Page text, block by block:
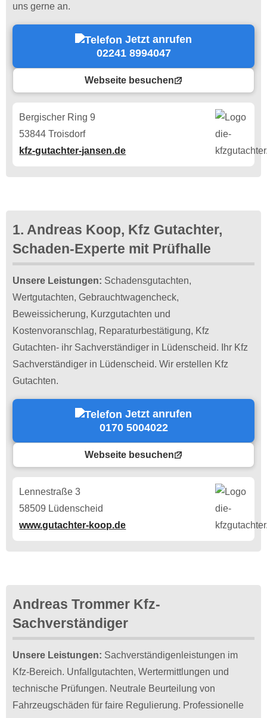
uns gerne an.
Jetzt anrufen
02241 8994047
Webseite besuchen
Bergischer Ring 9
53844 Troisdorf
kfz-gutachter-jansen.de
1. Andreas Koop, Kfz Gutachter,
Schaden-Experte mit Prüfhalle
Unsere Leistungen: Schadensgutachten,
Wertgutachten, Gebrauchtwagencheck,
Beweissicherung, Kurzgutachten und
Kostenvoranschlag, Reparaturbestätigung, Kfz
Gutachten- ihr Sachverständiger in Lüdenscheid. Ihr Kfz
Sachverständiger in Lüdenscheid. Wir erstellen Kfz
Gutachten.
Jetzt anrufen
0170 5004022
Webseite besuchen
Lennestraße 3
58509 Lüdenscheid
www.gutachter-koop.de
Andreas Trommer Kfz-
Sachverständiger
Unsere Leistungen: Sachverständigenleistungen im
Kfz-Bereich. Unfallgutachten, Wertermittlungen und
technische Prüfungen. Neutrale Beurteilung von
Fahrzeugschäden für faire Regulierung. Professionelle